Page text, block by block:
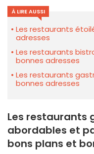
À LIRE AUSSI
Les restaurants
adresses
Les restaurants
bonnes adresses
Les restaurants
bonnes adresses
Les restaurants
abordables et
bons plans et